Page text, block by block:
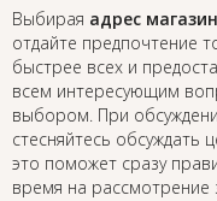
Выбирая адрес
отдайте предпочтение
быстрее всех и
всем интересующим
выбором. При
стесняйтесь обсуждать
это поможет сразу
время на